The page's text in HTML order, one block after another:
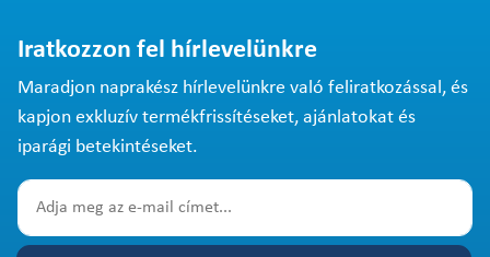
Iratkozzon fel hírlevelünkre
Maradjon naprakész hírlevelünkre való feliratkozással, és
kapjon exkluzív termékfrissítéseket, ajánlatokat és
iparági betekintéseket.